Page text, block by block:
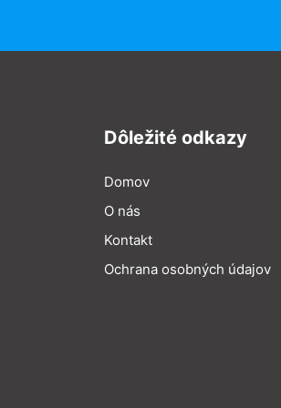
Dôležité odkazy
Domov
O nás
Kontakt
Ochrana osobných údajov